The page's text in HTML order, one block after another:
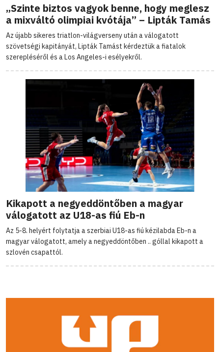
„Szinte biztos vagyok benne, hogy meglesz
a mixváltó olimpiai kvótája” – Lipták Tamás
Az újabb sikeres triatlon-világverseny után a válogatott
szövetségi kapitányát, Lipták Tamást kérdeztük a fiatalok
szerepléséről és a Los Angeles-i esélyekről.
Kikapott a negyeddöntőben a magyar
válogatott az U18-as fiú Eb-n
Az 5-8. helyért folytatja a szerbiai U18-as fiú kézilabda Eb-n a
magyar válogatott, amely a negyeddöntőben .. góllal kikapott a
szlovén csapattól.